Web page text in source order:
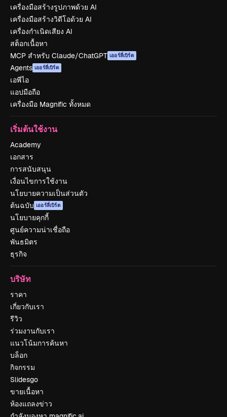
เครื่องมือสร้างรูปภาพด้วย AI
เครื่องมือสร้างวิดีโอด้วย AI
เครื่องกำเนิดเสียง AI
สต็อกเนื้อหา
MCP สำหรับ Claude/ChatGPT เออร์ลี่เบิร์ด
Agents เออร์ลี่เบิร์ด
เอพีไอ
แอปมือถือ
เครื่องมือ Magnific ทั้งหมด
เริ่มต้นใช้งาน
Academy
เอกสาร
การสนับสนุน
เงื่อนไขการใช้งาน
นโยบายความเป็นส่วนตัว
ต้นฉบับ เออร์ลี่เบิร์ด
นโยบายคุกกี้
ศูนย์ความน่าเชื่อถือ
พันธมิตร
ธุรกิจ
บริษัท
ราคา
เกี่ยวกับเรา
รีวิว
ร่วมงานกับเรา
แนวโน้มการค้นหา
บล็อก
กิจกรรม
Slidesgo
ขายเนื้อหา
ห้องแถลงข่าว